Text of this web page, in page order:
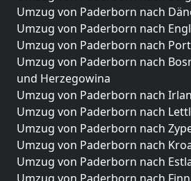
Umzug von Paderborn nach
Umzug von Paderborn nach
Umzug von Paderborn nach
Umzug von Paderborn nach
und Herzegowina
Umzug von Paderborn nach
Umzug von Paderborn nach
Umzug von Paderborn nach
Umzug von Paderborn nach
Umzug von Paderborn nach
Umzug von Paderborn nach